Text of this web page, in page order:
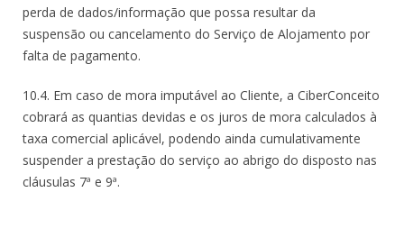
perda de dados/informação que possa resultar da
suspensão ou cancelamento do Serviço de Alojamento por
falta de pagamento.
10.4. Em caso de mora imputável ao Cliente, a CiberConceito
cobrará as quantias devidas e os juros de mora calculados à
taxa comercial aplicável, podendo ainda cumulativamente
suspender a prestação do serviço ao abrigo do disposto nas
cláusulas 7ª e 9ª.